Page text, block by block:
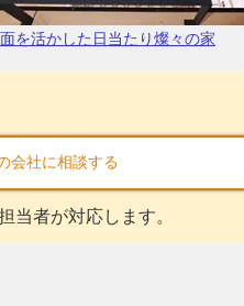
を活かした日当たり燦々の家
会社に相談する
当者が対応します。